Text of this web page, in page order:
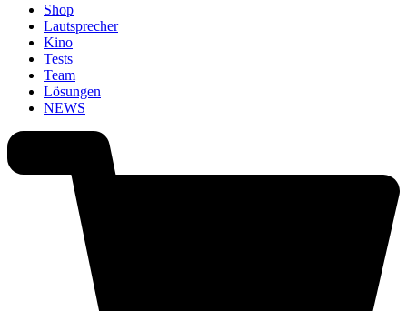
Shop
Lautsprecher
Kino
Tests
Team
Lösungen
NEWS